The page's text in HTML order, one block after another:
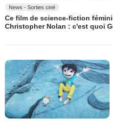
News - Sorties ciné
Ce film de science-fiction
Christopher Nolan : c'est quoi